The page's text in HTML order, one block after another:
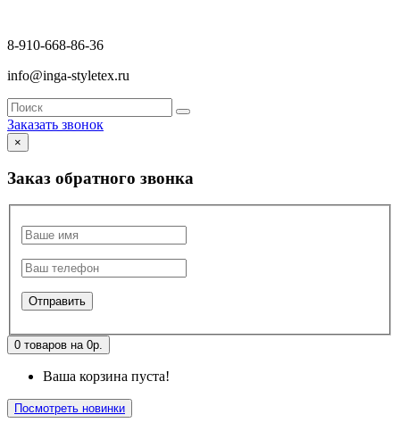
8-910-668-86-36
info@inga-styletex.ru
Заказать звонок
×
Заказ обратного звонка
0 товаров на 0р.
Ваша корзина пуста!
Посмотреть новинки